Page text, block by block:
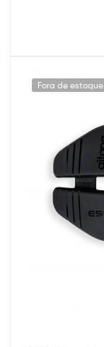
Fora de estoque